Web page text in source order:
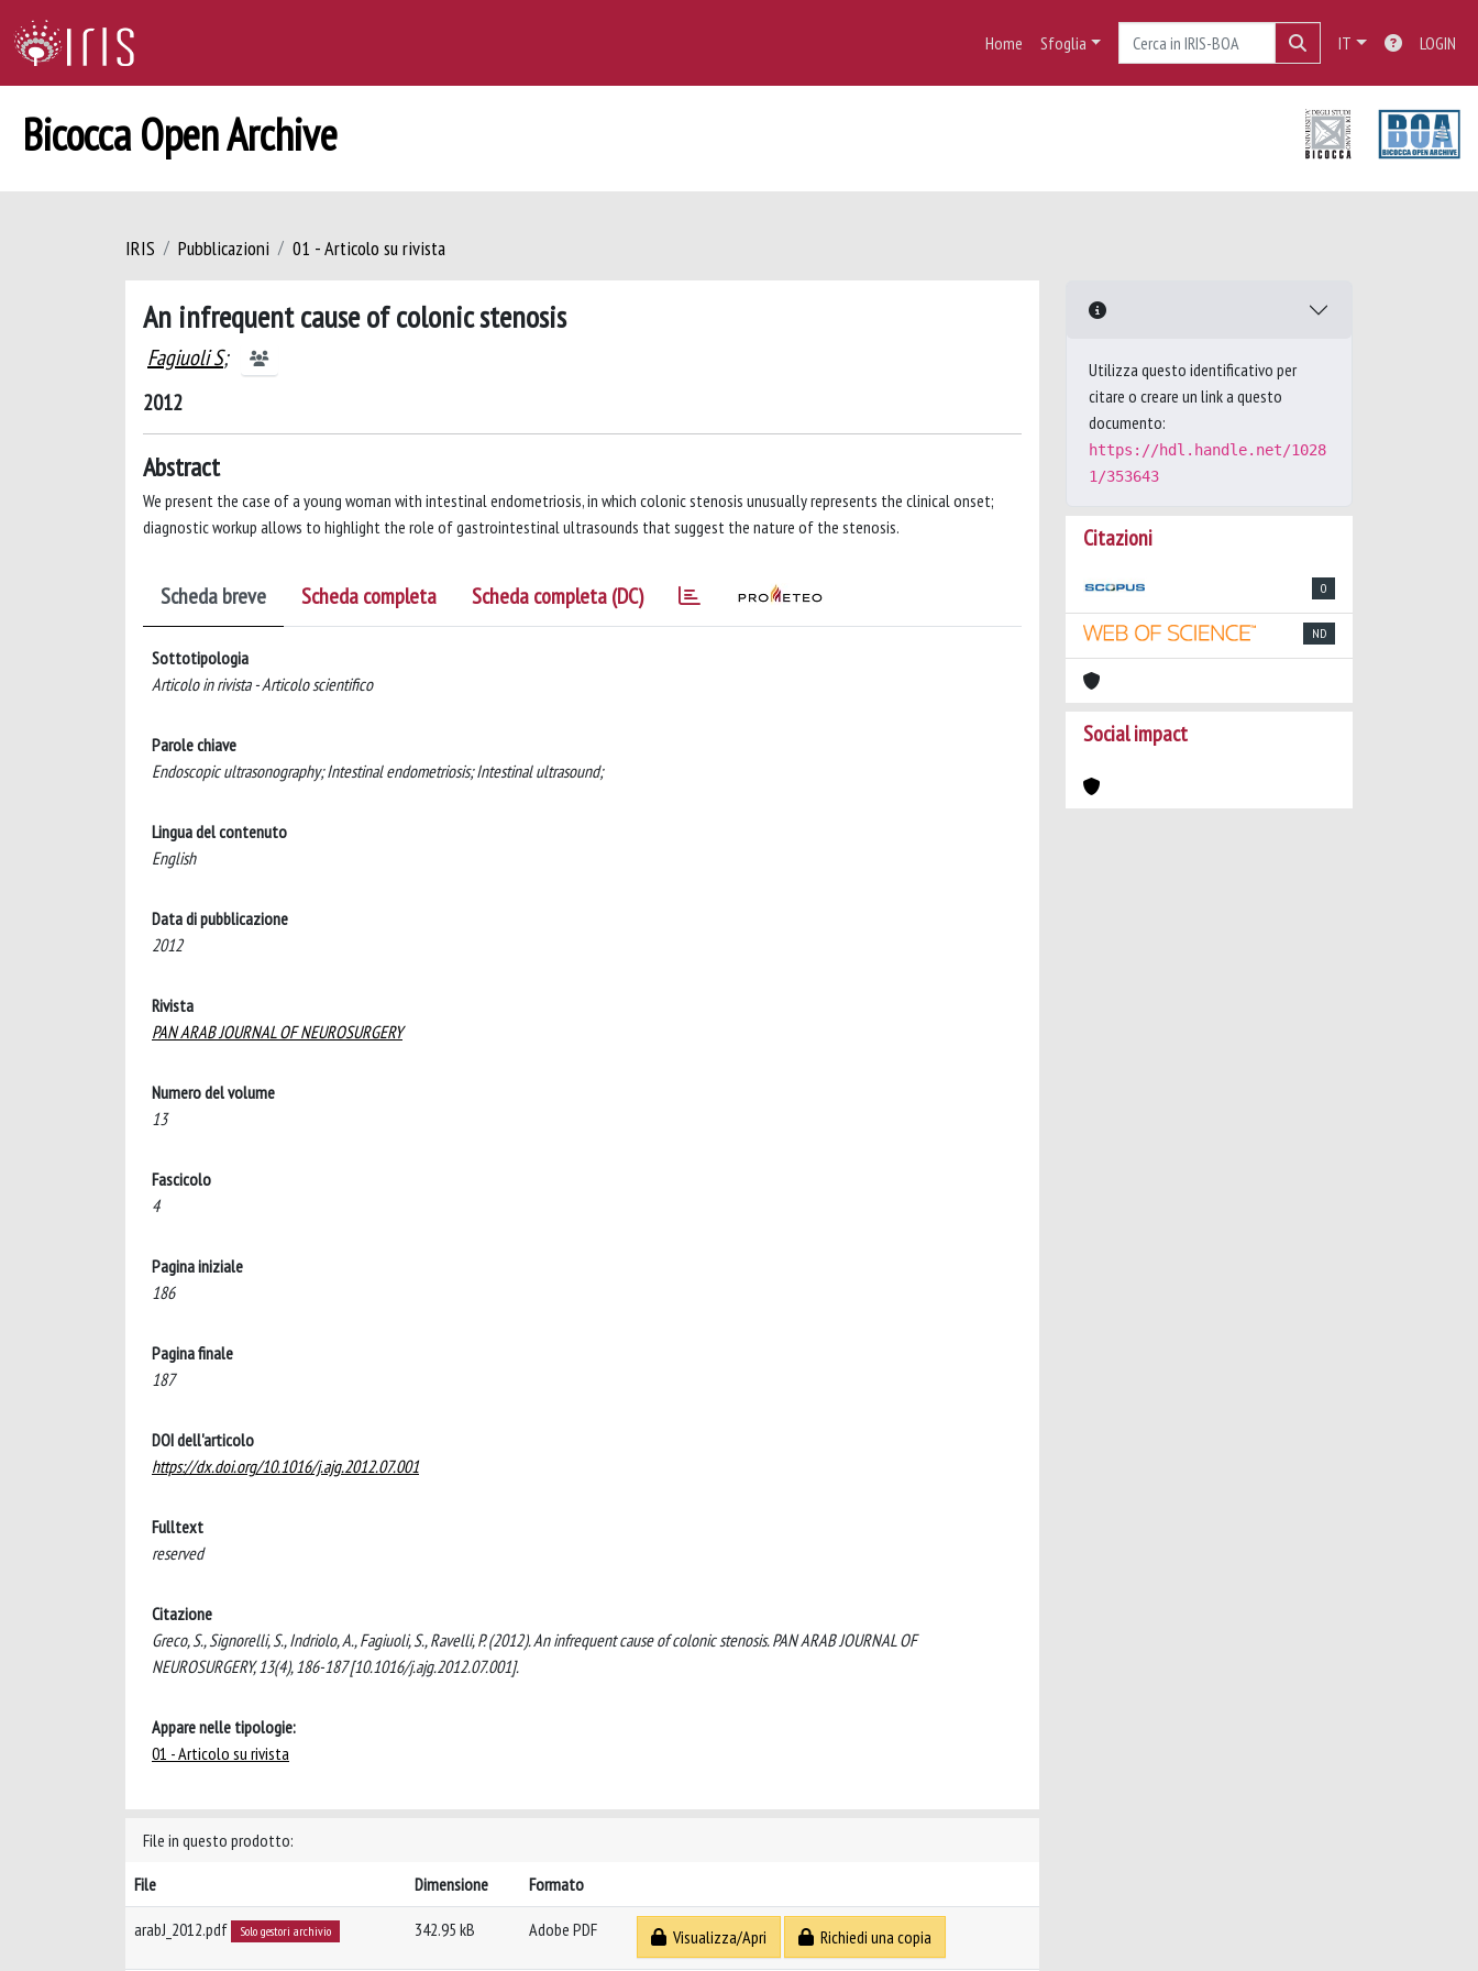
Home Sfoglia IT LOGIN
Bicocca Open Archive
IRIS Pubblicazioni 01 - Articolo su rivista
An infrequent cause of colonic stenosis
Fagiuoli S;
2012
Abstract
We present the case of a young woman with intestinal endometriosis, in which colonic stenosis unusually represents the clinical onset;
diagnostic workup allows to highlight the role of gastrointestinal ultrasounds that suggest the nature of the stenosis.
Scheda breve Scheda completa Scheda completa (DC)
Sottotipologia
Articolo in rivista - Articolo scientifico
Parole chiave
Endoscopic ultrasonography; Intestinal endometriosis; Intestinal ultrasound;
Lingua del contenuto
English
Data di pubblicazione
2012
Rivista
PAN ARAB JOURNAL OF NEUROSURGERY
Numero del volume
13
Fascicolo
4
Pagina iniziale
186
Pagina finale
187
DOI dell'articolo
https://dx.doi.org/10.1016/j.ajg.2012.07.001
Fulltext
reserved
Citazione
Greco, S., Signorelli, S., Indriolo, A., Fagiuoli, S., Ravelli, P. (2012). An infrequent cause of colonic stenosis. PAN ARAB JOURNAL OF
NEUROSURGERY, 13(4), 186-187 [10.1016/j.ajg.2012.07.001].
Appare nelle tipologie:
01 - Articolo su rivista
File in questo prodotto:
File
Dimensione Formato
arabJ_2012.pdf Solo gestori archivio 342.95 kB Adobe PDF Visualizza/Apri Richiedi una copia
Utilizza questo identificativo per
citare o creare un link a questo
documento:
https://hdl.handle.net/1028
1/353643
Citazioni
0
ND
Social impact